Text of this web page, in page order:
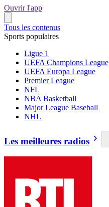
Ouvrir l'app
Tous les contenus
Sports populaires
Ligue 1
UEFA Champions League
UEFA Europa League
Premier League
NFL
NBA Basketball
Major League Baseball
NHL
Les meilleures radios